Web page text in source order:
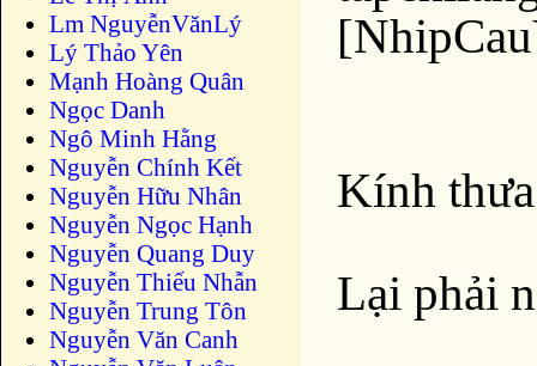
Lm NguyễnVănLý
Lý Thảo Yên
Mạnh Hoàng Quân
Ngọc Danh
Ngô Minh Hằng
Nguyễn Chính Kết
Nguyễn Hữu Nhân
Nguyễn Ngọc Hạnh
Nguyễn Quang Duy
Nguyễn Thiếu Nhẫn
Nguyễn Trung Tôn
Nguyễn Văn Canh
Kính
Lại phải